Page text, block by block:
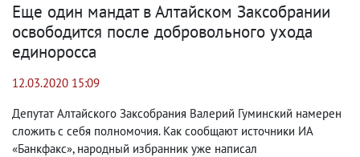
Еще один мандат в Алтайском Заксобрании
освободится после добровольного ухода
единоросса
12.03.2020 15:09
Депутат Алтайского Заксобрания Валерий Гуминский намерен
сложить с себя полномочия. Как сообщают источники ИА
«Банкфакс», народный избранник уже написал